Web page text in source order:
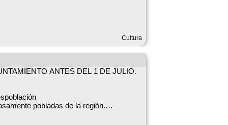
Cultura
ANTES DEL 1 DE JULIO.
pobladas de la región.